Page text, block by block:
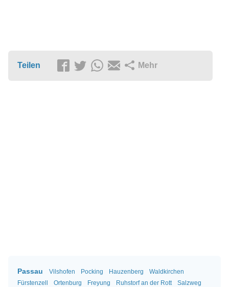
Teilen Mehr
Passau Vilshofen Pocking Hauzenberg
Waldkirchen
Fürstenzell
Ortenburg Freyung Ruhstorf an der Rott Salzweg